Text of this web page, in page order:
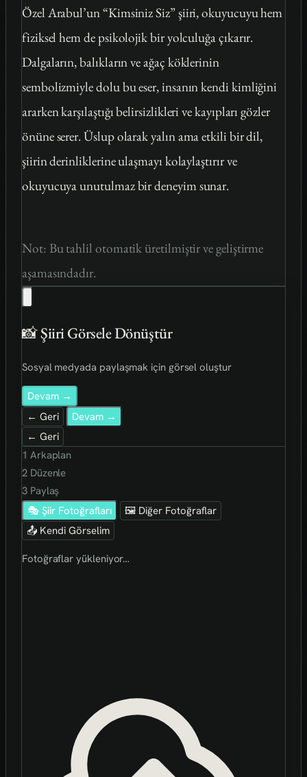
Özel Arabul’un “Kimsiniz Siz” şiiri, okuyucuyu hem
fiziksel hem de psikolojik bir yolculuğa çıkarır.
Dalgaların, balıkların ve ağaç köklerinin
sembolizmiyle dolu bu eser, insanın kendi kimliğini
ararken karşılaştığı belirsizlikleri ve kayıpları gözler
önüne serer. Üslup olarak yalın ama etkili bir dil,
şiirin derinliklerine ulaşmayı kolaylaştırır ve
okuyucuya unutulmaz bir deneyim sunar.
Not: Bu tahlil otomatik üretilmiştir ve geliştirme
aşamasındadır.
📸 Şiiri Görsele Dönüştür
Sosyal medyada paylaşmak için görsel oluştur
Devam →
← Geri
Devam →
← Geri
1 Arkaplan
2Düzenle
3Paylaş
🎭 Şiir Fotoğrafları
🖼 Diğer Fotoğraflar
📤 Kendi Görselim
Fotoğraflar yükleniyor…